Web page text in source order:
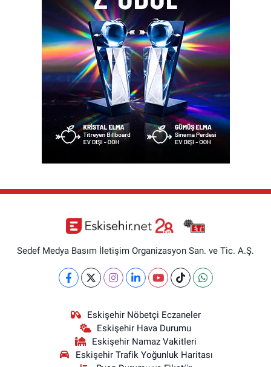
Sedef Medya Basım İletişim Organizasyon San. ve Tic. A.Ş.
Eskişehir Nöbetçi Eczaneler
Eskişehir Hava Durumu
Eskişehir Namaz Vakitleri
Eskişehir Trafik Yoğunluk Haritası